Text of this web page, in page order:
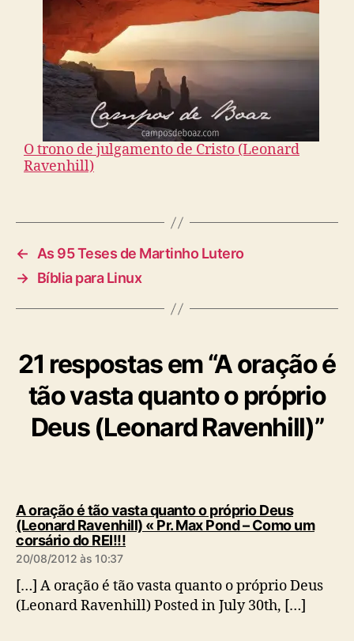
O trono de julgamento de Cristo (Leonard
Ravenhill)
←
As 95 Teses de Martinho Lutero
→ Bíblia para Linux
21 respostas em “A oração é
tão vasta quanto o próprio
Deus (Leonard Ravenhill)”
A oração é tão vasta quanto o próprio Deus
(Leonard Ravenhill) « Pr. Max Pond – Como um
corsário do REI!!!d
:
20/08/2012 às 10:37
[…] A oração é tão vasta quanto o próprio Deus
(Leonard Ravenhill) Posted in July 30th, […]